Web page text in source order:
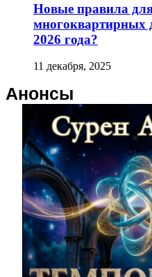
Новые правила
многоквартирных
2026 года?
11 декабря, 2025
Анонсы